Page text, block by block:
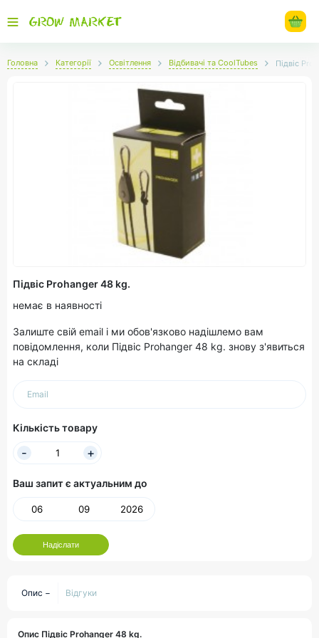
Головна Категорії Освітлення Відбивачі та CoolTubes Підвіс
Підвіс Prohanger 48 kg.
немає в наявності
Залиште свій email і ми обов'язково надішлемо вам
повідомлення, коли Підвіс Prohanger 48 kg. знову з'явиться
на складі
Email
Кількість товару
Ваш запит є актуальним до
Надіслати
Опис Відгуки
Опис Підвіс Prohanger 48 kg.